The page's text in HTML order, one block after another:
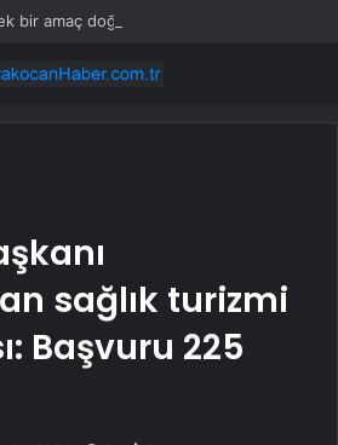
bir amaç doğaya saldılar
sağlık turizmi
Başvuru 225